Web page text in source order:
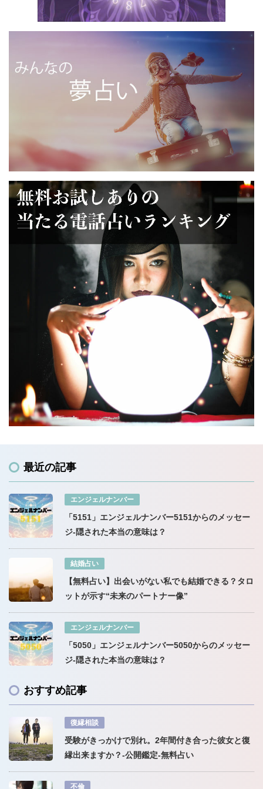
最近の記事
エンジェルナンバー
「5151」エンジェルナンバー5151からのメッセー
ジ-隠された本当の意味は？
結婚占い
【無料占い】出会いがない私でも結婚できる？タロ
ットが示す“未来のパートナー像”
エンジェルナンバー
「5050」エンジェルナンバー5050からのメッセー
ジ-隠された本当の意味は？
おすすめ記事
復縁相談
受験がきっかけで別れ。2年間付き合った彼女と復
縁出来ますか？-公開鑑定-無料占い
不倫